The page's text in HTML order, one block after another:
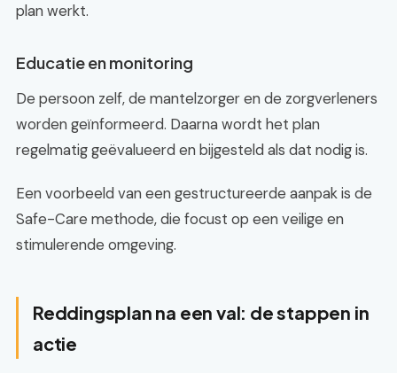
plan werkt.
Educatie en monitoring
De persoon zelf, de mantelzorger en de zorgverleners
worden geïnformeerd. Daarna wordt het plan
regelmatig geëvalueerd en bijgesteld als dat nodig is.
Een voorbeeld van een gestructureerde aanpak is de
Safe-Care methode, die focust op een veilige en
stimulerende omgeving.
Reddingsplan na een val: de stappen in
actie